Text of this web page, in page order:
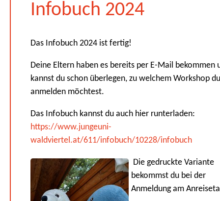
Infobuch 2024
Das Infobuch 2024 ist fertig!
Deine Eltern haben es bereits per E-Mail bekommen
kannst du schon überlegen, zu welchem Workshop
anmelden möchtest.
Das Infobuch kannst du auch hier runterladen:
https://www.jungeuni-
waldviertel.at/611/infobuch/10228/infobuch
Die gedruckte Variante
bekommst du bei der
Anmeldung am